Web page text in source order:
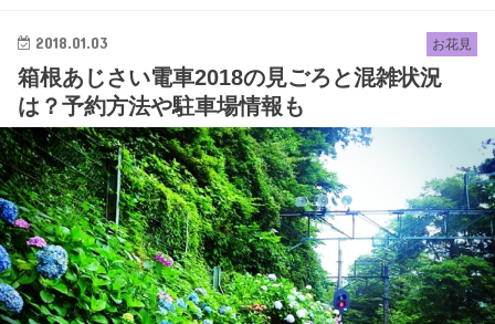
お花見
2018.01.03
箱根あじさい電車2018の見ごろと混雑状況
は？予約方法や駐車場情報も